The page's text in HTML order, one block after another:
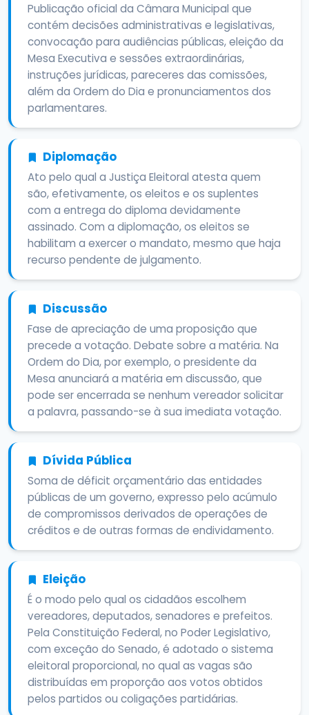
Publicação oficial da Câmara Municipal que
contém decisões administrativas e legislativas,
convocação para audiências públicas, eleição da
Mesa Executiva e sessões extraordinárias,
instruções jurídicas, pareceres das comissões,
além da Ordem do Dia e pronunciamentos dos
parlamentares.
Diplomação
Ato pelo qual a Justiça Eleitoral atesta quem
são, efetivamente, os eleitos e os suplentes
com a entrega do diploma devidamente
assinado. Com a diplomação, os eleitos se
habilitam a exercer o mandato, mesmo que haja
recurso pendente de julgamento.
Discussão
Fase de apreciação de uma proposição que
precede a votação. Debate sobre a matéria. Na
Ordem do Dia, por exemplo, o presidente da
Mesa anunciará a matéria em discussão, que
pode ser encerrada se nenhum vereador solicitar
a palavra, passando-se à sua imediata votação.
Dívida Pública
Soma de déficit orçamentário das entidades
públicas de um governo, expresso pelo acúmulo
de compromissos derivados de operações de
créditos e de outras formas de endividamento.
Eleição
É o modo pelo qual os cidadãos escolhem
vereadores, deputados, senadores e prefeitos.
Pela Constituição Federal, no Poder Legislativo,
com exceção do Senado, é adotado o sistema
eleitoral proporcional, no qual as vagas são
distribuídas em proporção aos votos obtidos
pelos partidos ou coligações partidárias.